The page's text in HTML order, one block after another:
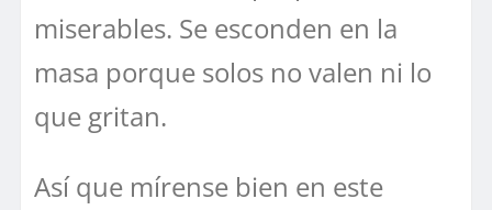
miserables. Se esconden en la
masa porque solos no valen ni lo
que gritan.
Así que mírense bien en este